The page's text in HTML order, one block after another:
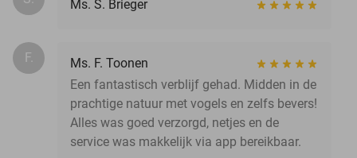
Ms. S. Brieger
F.
Ms. F. Toonen
Een fantastisch verblijf gehad. Midden in de
prachtige natuur met vogels en zelfs bevers!
Alles was goed verzorgd, netjes en de
service was makkelijk via app bereikbaar.